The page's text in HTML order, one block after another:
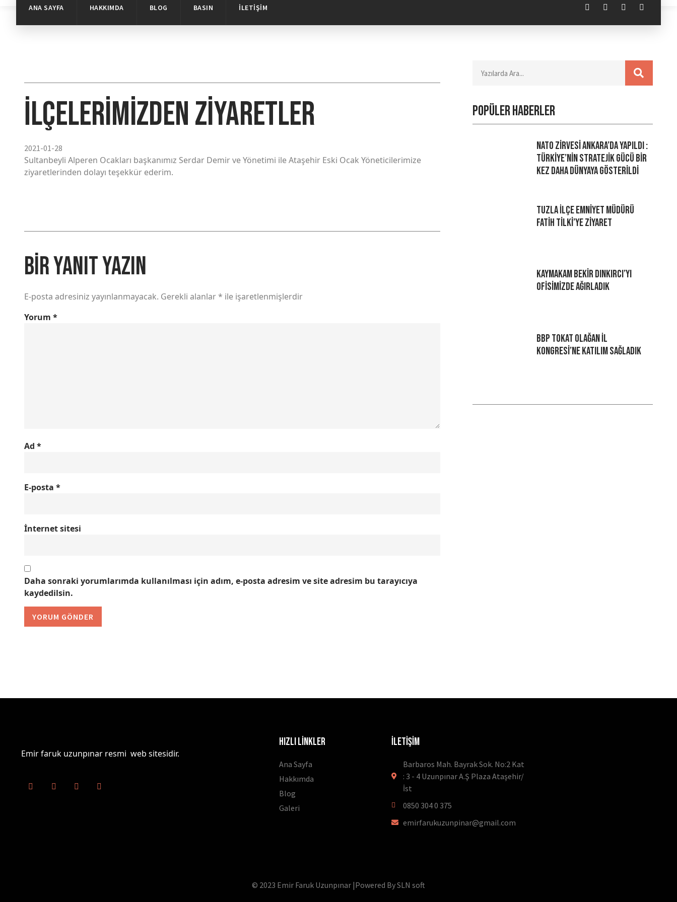
ANA SAYFA HAKKIMDA BLOG BASIN İLETIŞIM
İlçelerimizden Ziyaretler
2021-01-28
Sultanbeyli Alperen Ocakları başkanımız Serdar Demir ve Yönetimi ile Ataşehir Eski Ocak Yöneticilerimize
ziyaretlerinden dolayı teşekkür ederim.
Bir yanıt yazın
E-posta adresiniz yayınlanmayacak. Gerekli alanlar* ile işaretlenmişlerdir
Yorum *
Ad *
E-posta *
İnternet sitesi
Daha sonraki yorumlarımda kullanılması için adım, e-posta adresim ve site adresim bu tarayıcıya
kaydedilsin.
Popüler haberler
NATO Zirvesi Ankara’da Yapıldı :
Türkiye’nin Stratejik Gücü Bir
Kez Daha Dünyaya Gösterildi
Tuzla İlçe Emniyet Müdürü
Fatih Tilki’ye Ziyaret
Kaymakam Bekir Dınkırcı’yı
Ofisimizde Ağırladık
BBP Tokat Olağan İl
Kongresi’ne Katılım Sağladık
Emir faruk uzunpınar resmi web sitesidir.
HIZLI LİNKLER
Ana Sayfa
Hakkımda
Blog
Galeri
İLETİŞİM
Barbaros Mah. Bayrak Sok. No:2 Kat
: 3 - 4 Uzunpınar A.Ş Plaza Ataşehir/
İst
0850 304 0 375
emirfarukuzunpinar@gmail.com
© 2023 Emir Faruk Uzunpınar |Powered By SLN soft